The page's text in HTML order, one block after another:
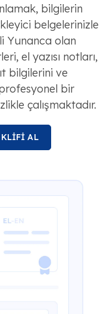
bilgilerin
belgelerinizle
Yunanca olan
el yazısı notları,
bilgilerini ve
bir
çalışmaktadır.
AL